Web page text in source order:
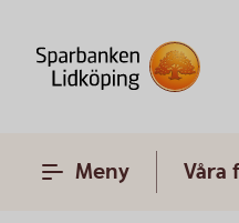
Meny Våra